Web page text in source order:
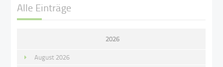
Alle Einträge
2026
August 2026